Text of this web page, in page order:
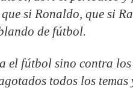
si Ronaldo, que si
de fútbol.
el fútbol sino contra
todos los